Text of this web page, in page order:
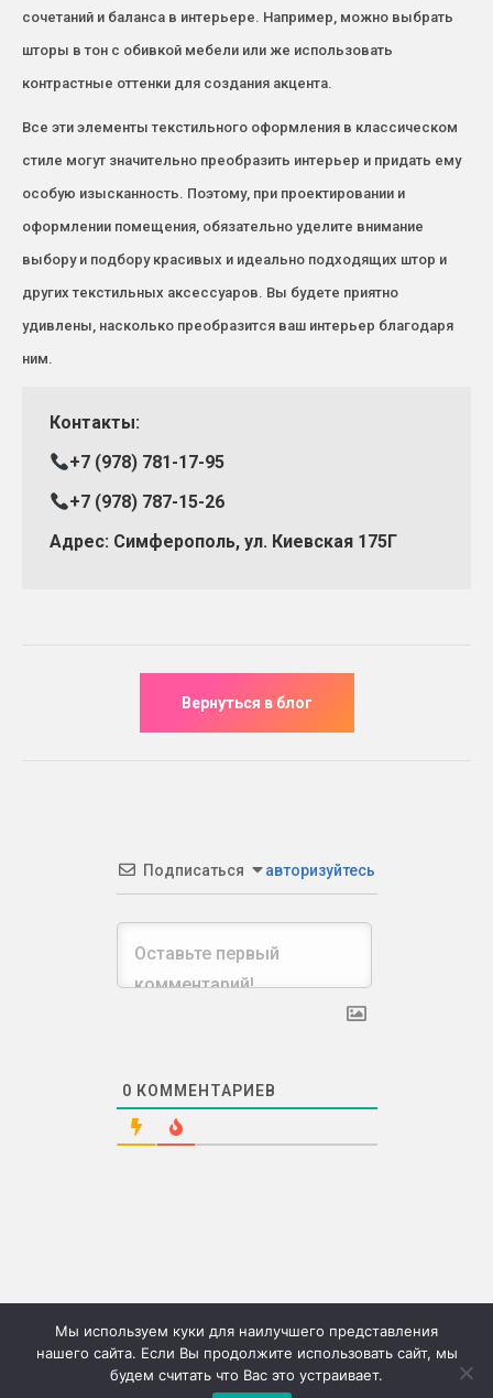
сочетаний и баланса в интерьере. Например, можно выбрать
шторы в тон с обивкой мебели или же использовать
контрастные оттенки для создания акцента.
Все эти элементы текстильного оформления в классическом
стиле могут значительно преобразить интерьер и придать ему
особую изысканность. Поэтому, при проектировании и
оформлении помещения, обязательно уделите внимание
выбору и подбору красивых и идеально подходящих штор и
других текстильных аксессуаров. Вы будете приятно
удивлены, насколько преобразится ваш интерьер благодаря
ним.
Контакты:
+7 (978) 781-17-95
+7 (978) 787-15-26
Адрес: Симферополь, ул. Киевская 175Г
Подписаться авторизуйтесь
0 КОММЕНТАРИЕВ
Мы используем куки для наилучшего представления
нашего сайта. Если Вы продолжите использовать сайт, мы
будем считать что Вас это устраивает.